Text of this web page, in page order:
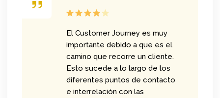
El Customer Journey es muy
importante debido a que es el
camino que recorre un cliente.
Esto sucede a lo largo de los
diferentes puntos de contacto
e interrelación con las